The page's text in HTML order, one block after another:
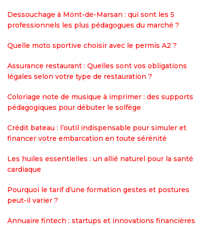
Dessouchage à Mont-de-Marsan : qui sont les 5
professionnels les plus pédagogues du marché ?
Quelle moto sportive choisir avec le permis A2 ?
Assurance restaurant : Quelles sont vos obligations
légales selon votre type de restauration ?
Coloriage note de musique à imprimer : des supports
pédagogiques pour débuter le solfège
Crédit bateau : l’outil indispensable pour simuler et
financer votre embarcation en toute sérénité
Les huiles essentielles : un allié naturel pour la santé
cardiaque
Pourquoi le tarif d’une formation gestes et postures
peut-il varier ?
Annuaire fintech : startups et innovations financières